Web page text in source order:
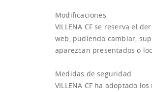
Modificaciones
VILLENA CF se reserva el
web, pudiendo cambiar,
aparezcan presentados o
Medidas de seguridad
VILLENA CF ha adoptado